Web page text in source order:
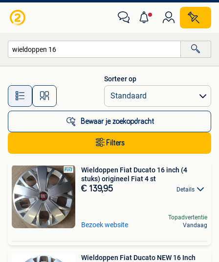
Alle afstanden…
Sorteer op
Bewaar je zoekopdracht
Filters
Wieldoppen Fiat Ducato 16 inch (4
stuks) origineel Fiat 4 st
€ 139,95 Details
Bezoek website
Topadvertentie
Vandaag
Wieldoppen Fiat Ducato NEW 16 Inch